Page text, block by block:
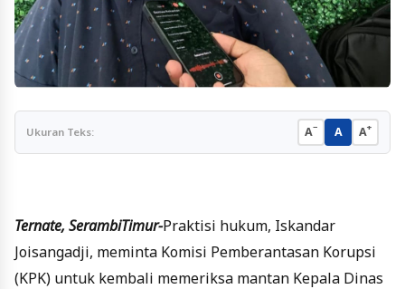
Ukuran Teks: A− A A+
Ternate, SerambiTimur-Praktisi hukum, Iskandar
Joisangadji, meminta Komisi Pemberantasan Korupsi
(KPK) untuk kembali memeriksa mantan Kepala Dinas